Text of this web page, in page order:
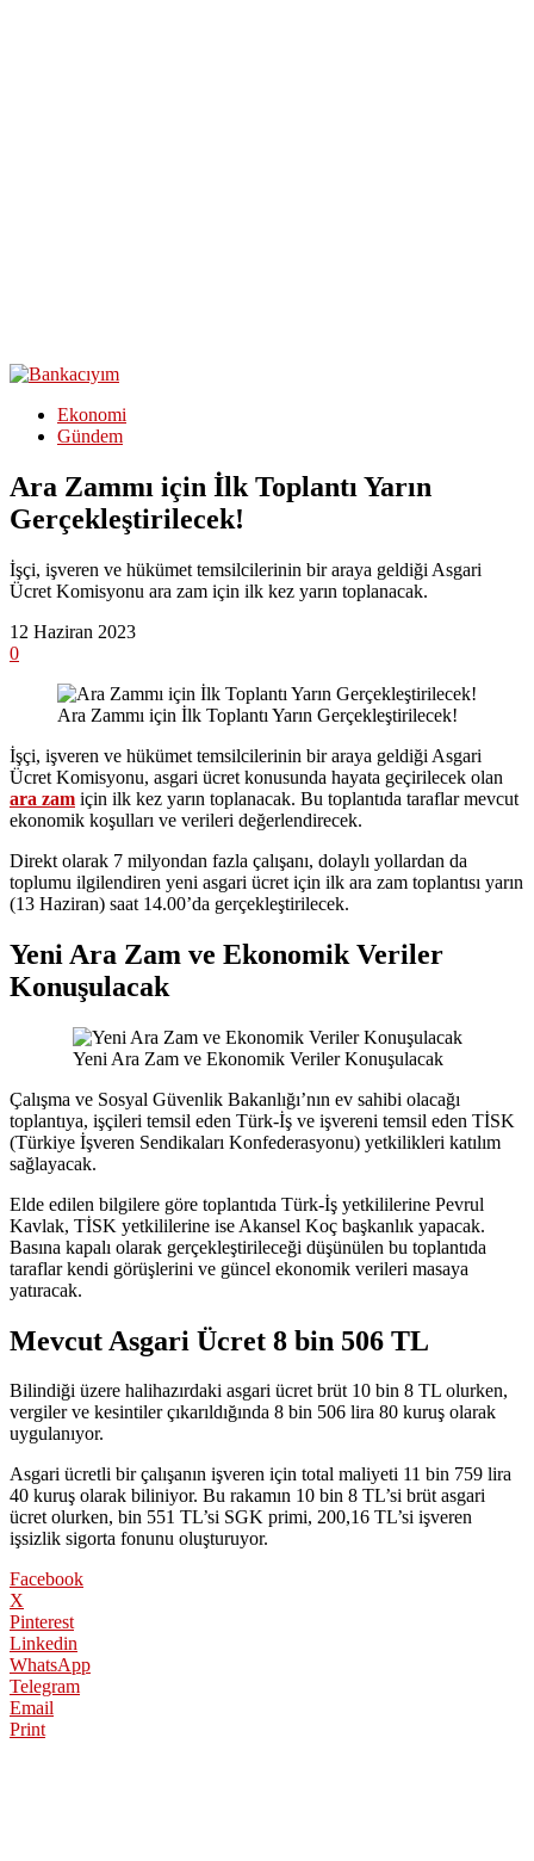
Ekonomi
Gündem
Ara Zammı için İlk Toplantı Yarın
Gerçekleştirilecek!
İşçi, işveren ve hükümet temsilcilerinin bir araya geldiği Asgari
Ücret Komisyonu ara zam için ilk kez yarın toplanacak.
12 Haziran 2023
0
Ara Zammı için İlk Toplantı Yarın Gerçekleştirilecek!
İşçi, işveren ve hükümet temsilcilerinin bir araya geldiği Asgari
Ücret Komisyonu, asgari ücret konusunda hayata geçirilecek olan
ara zam için ilk kez yarın toplanacak. Bu toplantıda taraflar mevcut
ekonomik koşulları ve verileri değerlendirecek.
Direkt olarak 7 milyondan fazla çalışanı, dolaylı yollardan da
toplumu ilgilendiren yeni asgari ücret için ilk ara zam toplantısı yarın
(13 Haziran) saat 14.00’da gerçekleştirilecek.
Yeni Ara Zam ve Ekonomik Veriler
Konuşulacak
Yeni Ara Zam ve Ekonomik Veriler Konuşulacak
Çalışma ve Sosyal Güvenlik Bakanlığı’nın ev sahibi olacağı
toplantıya, işçileri temsil eden Türk-İş ve işvereni temsil eden TİSK
(Türkiye İşveren Sendikaları Konfederasyonu) yetkilikleri katılım
sağlayacak.
Elde edilen bilgilere göre toplantıda Türk-İş yetkililerine Pevrul
Kavlak, TİSK yetkililerine ise Akansel Koç başkanlık yapacak.
Basına kapalı olarak gerçekleştirileceği düşünülen bu toplantıda
taraflar kendi görüşlerini ve güncel ekonomik verileri masaya
yatıracak.
Mevcut Asgari Ücret 8 bin 506 TL
Bilindiği üzere halihazırdaki asgari ücret brüt 10 bin 8 TL olurken,
vergiler ve kesintiler çıkarıldığında 8 bin 506 lira 80 kuruş olarak
uygulanıyor.
Asgari ücretli bir çalışanın işveren için total maliyeti 11 bin 759 lira
40 kuruş olarak biliniyor. Bu rakamın 10 bin 8 TL’si brüt asgari
ücret olurken, bin 551 TL’si SGK primi, 200,16 TL’si işveren
işsizlik sigorta fonunu oluşturuyor.
Facebook
X
Pinterest
Linkedin
WhatsApp
Telegram
Email
Print